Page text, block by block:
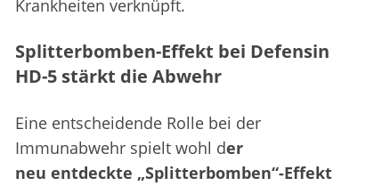
Krankheiten verknüpft.
Splitterbomben-Effekt bei Defensin
HD-5 stärkt die Abwehr
Eine entscheidende Rolle bei der
Immunabwehr spielt wohl der
neu entdeckte „Splitterbomben“-Effekt